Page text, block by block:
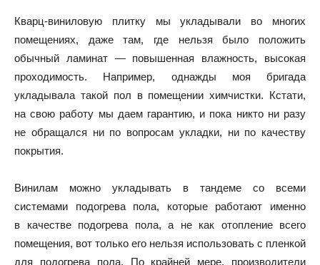
Кварц-виниловую плитку мы укладывали во многих
помещениях, даже там, где нельзя было положить
обычный ламинат — повышенная влажность, высокая
проходимость. Например, однажды моя бригада
укладывала такой пол в помещении химчистки. Кстати,
на свою работу мы даем гарантию, и пока никто ни разу
не обращался ни по вопросам укладки, ни по качеству
покрытия.
Винилам можно укладывать в тандеме со всеми
системами подогрева пола, которые работают именно
в качестве подогрева пола, а не как отопление всего
помещения, вот только его нельзя использовать с пленкой
для подогрева пола. По крайней мере, производители